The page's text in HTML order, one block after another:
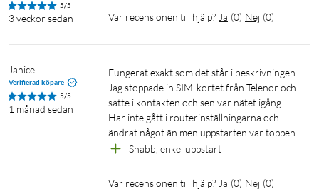
5/5
3 veckor sedan Var recensionen till hjälp? Ja (0) Nej (0)
Janice
Verifierad köpare
5/5
1 månad sedan
Fungerat exakt som det står i beskrivningen.
Jag stoppade in SIM-kortet från Telenor och
satte i kontakten och sen var nätet igång.
Har inte gått i routerinställningarna och
ändrat något än men uppstarten var toppen.
Snabb, enkel uppstart
Var recensionen till hjälp? Ja (0) Nej (0)